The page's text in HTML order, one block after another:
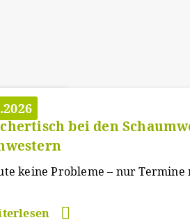
bei den
keine Probleme – nur Termine